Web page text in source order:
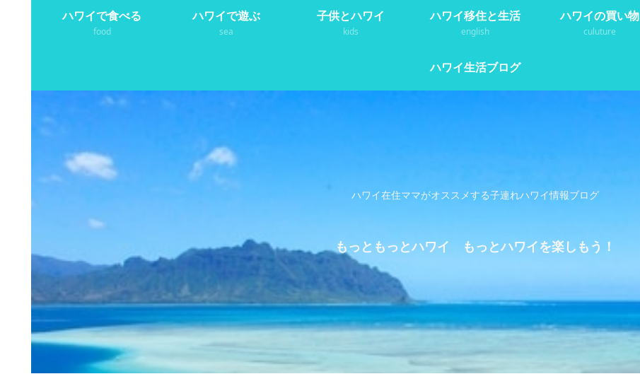
ハワイ在住ママがオススメする子連れハワイ情報ブログ
もっともっとハワイ もっとハワイを楽しもう！
ハワイで食べる
food
ハワイで遊ぶ
sea
子供とハワイ
kids
ハワイ移住と生活
english
ハワイの買い物
culuture
ハワイ生活ブログ